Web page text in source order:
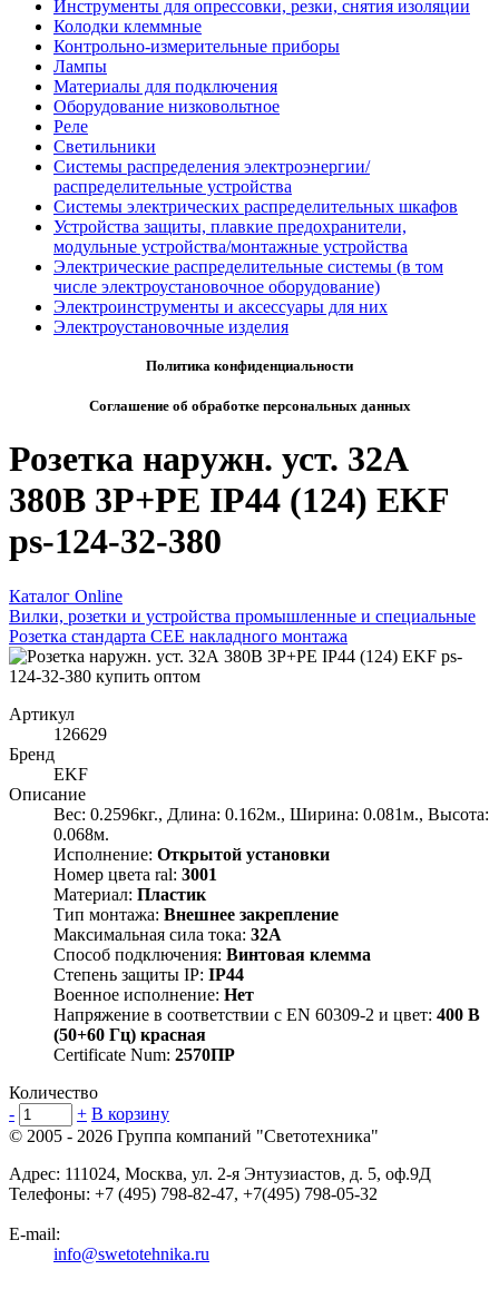
Инструменты для опрессовки, резки, снятия изоляции
Колодки клеммные
Контрольно-измерительные приборы
Лампы
Материалы для подключения
Оборудование низковольтное
Реле
Светильники
Системы распределения электроэнергии/
распределительные устройства
Системы электрических распределительных шкафов
Устройства защиты, плавкие предохранители,
модульные устройства/монтажные устройства
Электрические распределительные системы (в том
числе электроустановочное оборудование)
Электроинструменты и аксессуары для них
Электроустановочные изделия
Политика конфиденциальности
Соглашение об обработке персональных данных
Розетка наружн. уст. 32А
380В 3P+РЕ IP44 (124) EKF
ps-124-32-380
Каталог Online
Вилки, розетки и устройства промышленные и специальные
Розетка стандарта СЕЕ накладного монтажа
Артикул
126629
Бренд
EKF
Описание
Вес: 0.2596кг., Длина: 0.162м., Ширина: 0.081м., Высота:
0.068м.
Исполнение: Открытой установки
Номер цвета ral: 3001
Материал: Пластик
Тип монтажа: Внешнее закрепление
Максимальная сила тока: 32А
Способ подключения: Винтовая клемма
Степень защиты IP: IP44
Военное исполнение: Нет
Напряжение в соответствии с EN 60309-2 и цвет: 400 В
(50+60 Гц) красная
Certificate Num: 2570ПР
Количество
-
+ В корзину
© 2005 - 2026 Группа компаний "Светотехника"
Адрес: 111024, Москва, ул. 2-я Энтузиастов, д. 5, оф.9Д
Телефоны: +7 (495) 798-82-47, +7(495) 798-05-32
E-mail:
info@swetotehnika.ru